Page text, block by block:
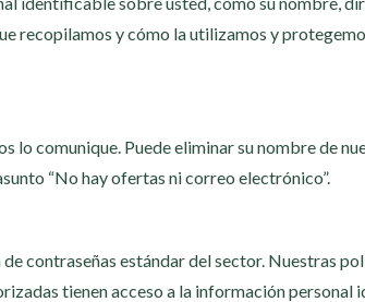
recopilamos y cómo la utilizamos y
lo comunique. Puede eliminar su nombre de
“No hay ofertas ni correo electrónico”.
contraseñas estándar del sector. Nuestras
tienen acceso a la información personal